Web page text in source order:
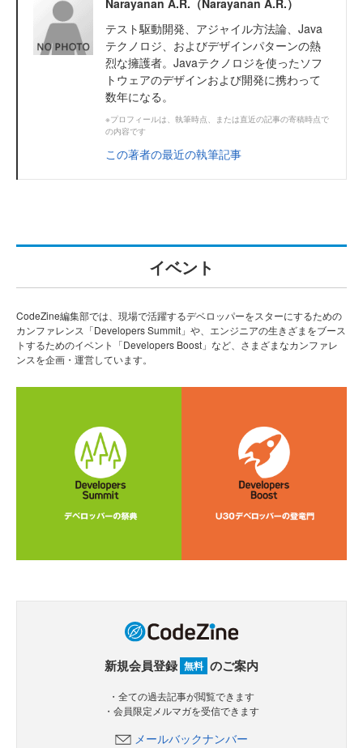
テスト駆動開発、アジャイル方法論、Java
テクノロジ、およびデザインパターンの熱
烈な擁護者。Javaテクノロジを使ったソフ
トウェアのデザインおよび開発に携わって
数年になる。
※プロフィールは、執筆時点、または直近の記事の寄稿時点で
の内容です
この著者の最近の執筆記事
イベント
CodeZine編集部では、現場で活躍するデベロッパーをスターにするための
カンファレンス「Developers Summit」や、エンジニアの生きざまをブース
トするためのイベント「Developers Boost」など、さまざまなカンファレ
ンスを企画・運営しています。
新規会員登録 無料 のご案内
・全ての過去記事が閲覧できます
・会員限定メルマガを受信できます
メールバックナンバー